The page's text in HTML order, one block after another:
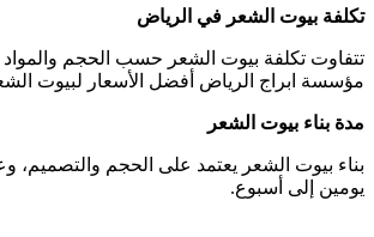
تكلفة بيوت الشعر في الرياض
تتفاوت تكلفة بيوت الشعر حسب الحجم
مؤسسة ابراج الرياض أفضل الأسعار لبيوت
مدة بناء بيوت الشعر
بناء بيوت الشعر يعتمد على الحجم والتصميم،
يومين إلى أسبوع.